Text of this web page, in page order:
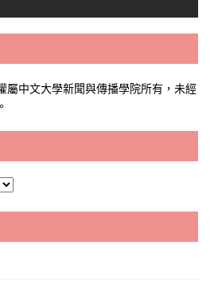
屬中文大學新聞與傳播學院所有，未經